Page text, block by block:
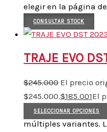
elegir en la página
CONSULTAR STOCK
TRAJE EVO
$245.000 El precio
$245.000.$185.001El
SELECCIONAR OPCIONES
múltiples variantes.